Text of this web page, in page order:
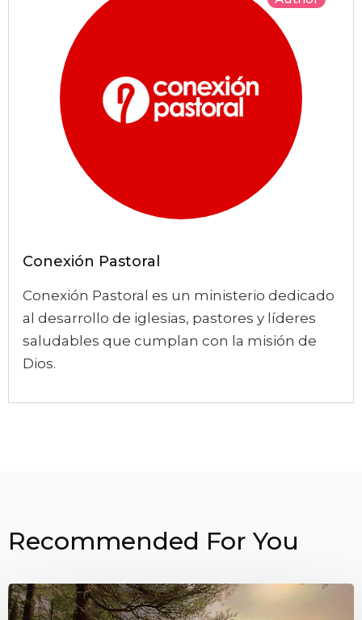
Conexión Pastoral
Conexión Pastoral es un ministerio dedicado
al desarrollo de iglesias, pastores y líderes
saludables que cumplan con la misión de
Dios.
Recommended For You